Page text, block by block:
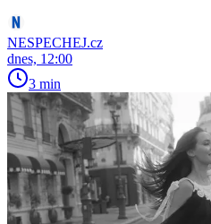
NESPECHEJ.cz
dnes, 12:00
3 min